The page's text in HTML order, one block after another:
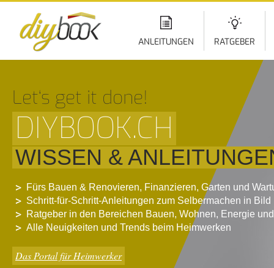
ANLEITUNGEN RATGEBER
Let‘s get it done!
DIYBOOK.CH
WISSEN &
Fürs Bauen & Renovieren, Finanzieren, Garten und
Schritt-für-Schritt-Anleitungen zum Selbermachen in Bild
Ratgeber in den Bereichen Bauen, Wohnen, Energie
Alle Neuigkeiten und Trends beim Heimwerken
Das Portal für Heimwerker